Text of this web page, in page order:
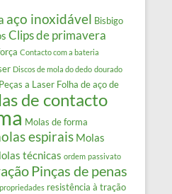
aço inoxidável Bisbigo
Clips de primavera
Contacto com a bateria
Discos de mola do dedo dourado
a Laser Folha de aço de
de contacto
Molas de forma
espirais Molas
técnicas ordem passivato
Pinças de penas
propriedades resistência à tração